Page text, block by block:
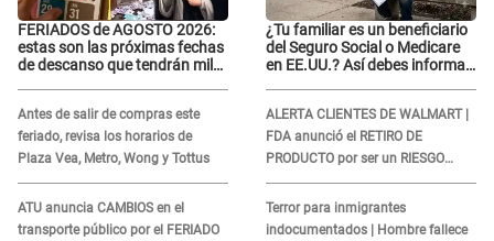
FERIADOS de AGOSTO 2026:
estas son las próximas fechas
de descanso que tendrán miles
Antes de salir de compras este
feriado, revisa los horarios de
Plaza Vea, Metro, Wong y Tottus
ATU anuncia CAMBIOS en el
transporte público por el FERIADO
¿Tu familiar es un beneficiario
del Seguro Social o Medicare
en EE.UU.? Así debes informar
ALERTA CLIENTES DE WALMART |
FDA anunció el RETIRO DE
PRODUCTO por ser un RIESGO
MORTAL para consumidores: ¿Cuál
es?
Terror para inmigrantes
indocumentados | Hombre fallece